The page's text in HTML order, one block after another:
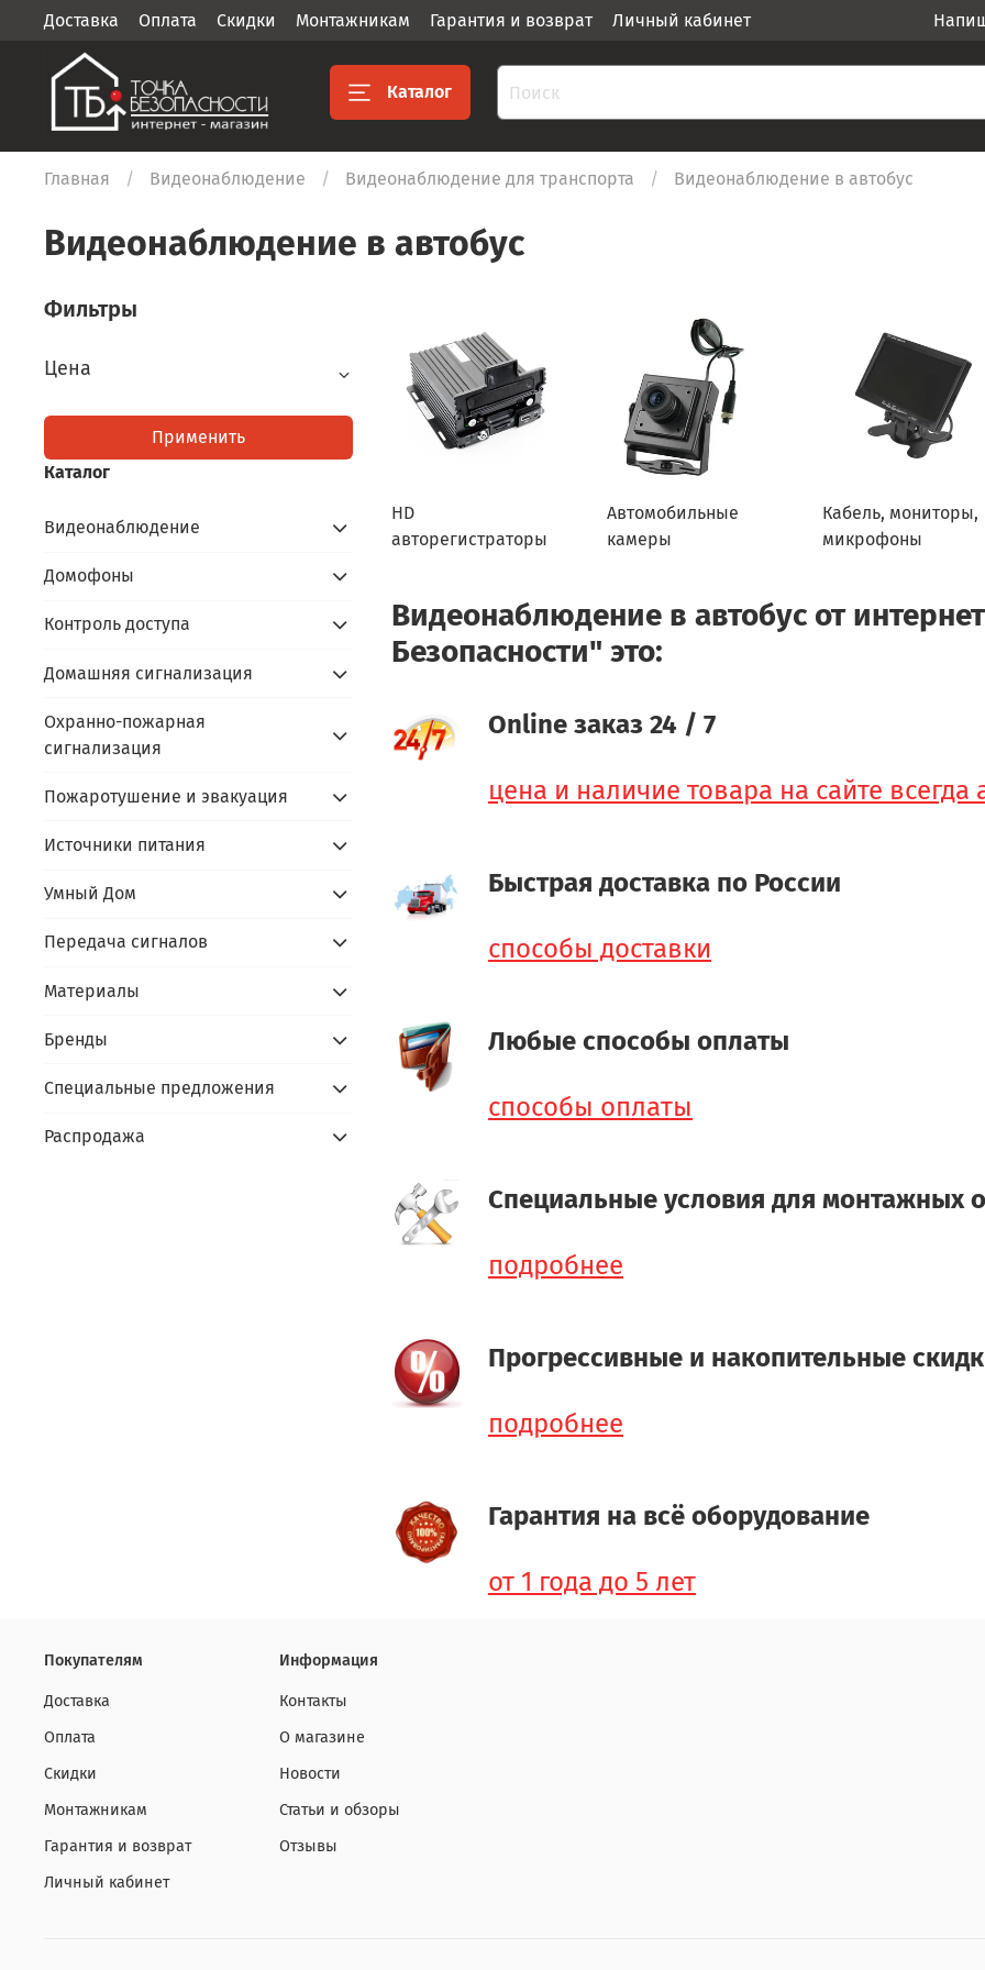
Доставка Оплата Скидки Монтажникам Гарантия и возврат Личный кабинет
Каталог
Главная Видеонаблюдение Видеонаблюдение для транспорта Видеонаблюдение в автобус
Видеонаблюдение в автобус
HD
авторегистраторы
Автомобильные
камеры
Кабель, мониторы,
микрофоны
Видеонаблюдение в автобус от
Безопасности" это:
Online заказ 24 / 7
цена и наличие товара на сайте всегда
Быстрая доставка по России
способы доставки
Любые способы оплаты
способы оплаты
Специальные условия для монтажных
подробнее
Прогрессивные и накопительные
подробнее
Гарантия на всё оборудование
от 1 года до 5 лет
Фильтры
Цена
Применить
Каталог
Видеонаблюдение
Домофоны
Контроль доступа
Домашняя сигнализация
Охранно-пожарная
сигнализация
Пожаротушение и эвакуация
Источники питания
Умный Дом
Передача сигналов
Материалы
Бренды
Специальные предложения
Распродажа
Покупателям
Доставка
Оплата
Скидки
Монтажникам
Гарантия и возврат
Личный кабинет
Информация
Контакты
О магазине
Новости
Статьи и обзоры
Отзывы